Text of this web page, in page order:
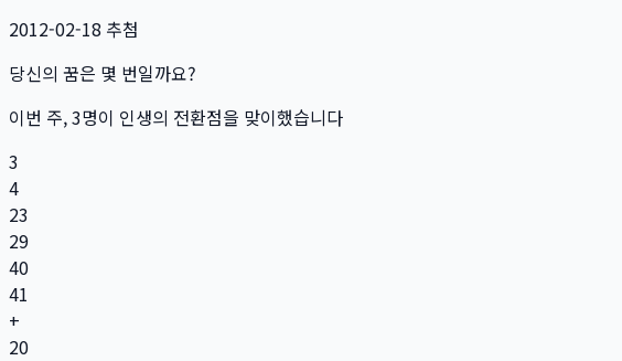
2012-02-18 추첨
당신의 꿈은 몇 번일까요?
이번 주,3명이 인생의 전환점을 맞이했습니다
3
4
23
29
40
41
+
20